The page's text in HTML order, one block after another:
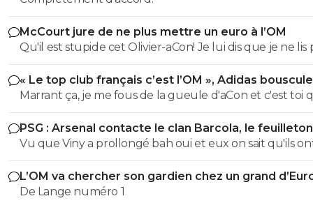
McCourt jure de ne plus mettre un euro à l’OM
Qu'il est stupide cet Olivier-aCon! Je lui dis que je ne lis
ses commentaires puérils avec des émojis et il
me répondre avec ses petites images de gogol. Ça
bien ce que je dis, on voit tout de suite qu'on a affaire à
teubé.^^
« Le top club français c’est l’OM », Adidas
PSG
Marrant ça, je me fous de la gueule d'aCon et c'est toi
réponds. Solidarité entre trolls ou la flemme de
compte? En revanche je te donne 06/20 pour ta
compréhension de texte. Tu as réussi à intégrer que je
lirais pas tes commentaires si tes arguments sont des
mdr. C'est bien tu n'en as pas mis mais c'est insuffisant.
Surtout quand on lit le délire que tu viens de pondre.
PSG : Arsenal contacte le clan Barcola, le feuilleton
relancé
Vu que Viny a prollongé bah oui et eux on sait qu'ils
tunes ! aboulez les 150 minimum
L’OM va chercher son gardien chez un grand
De Lange numéro 1